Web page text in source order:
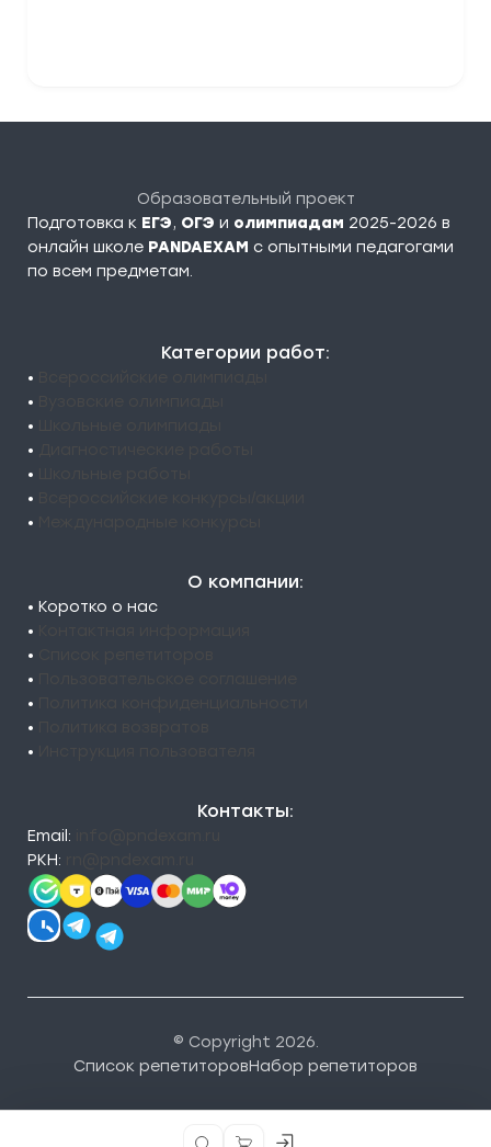
Образовательный проект
Подготовка к ЕГЭ, ОГЭ и олимпиадам 2025-2026 в
онлайн школе PANDAEXAM c опытными педагогами
по всем предметам.
Категории работ:
•
•
•
•
•
•
•
О компании:
• Коротко о нас
•
•
•
•
•
•
Контакты:
Email:
РКН:
© Copyright 2026.
Список репетиторовНабор репетиторов